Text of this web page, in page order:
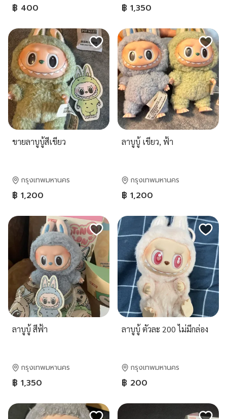
฿ 400 ฿ 1,350
ขายลาบูบู้สีเขียว
กรุงเทพมหานคร
฿ 1,200
ลาบูบู้ เขียว, ฟ้า
กรุงเทพมหานคร
฿ 1,200
ลาบูบู้ สีฟ้า
กรุงเทพมหานคร
฿ 1,350
ลาบูบู้ ตัวละ 200 ไม่มีกล่อง
กรุงเทพมหานคร
฿ 200